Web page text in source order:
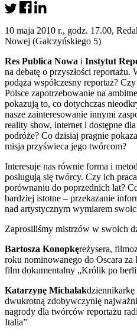
10 maja 2010 r., godz. 17.00,
Nowej (Gałczyńskiego 5)
Res Publica Nowa i Instytut
na debatę o przyszłości
podąża współczesny reportaż?
Polsce zapotrzebowanie na
pokazują to, co dotychczas
nasze zainteresowanie innymi
reality show, internet i dostępne
podróże? Co dzisiaj pragnie
misja przyświeca jego twórcom?
Interesuje nas równie forma i
posługują się twórcy. Czy ich
porównaniu do poprzednich lat?
bardziej istotne – przekazanie
nad artystycznym wymiarem
Zaprosiliśmy mistrzów w swoich
Bartosza Konopkęreżysera,
roku nominowanego do Oscara
film dokumentalny „Królik po
Katarzynę Michalak
dwukrotną zdobywczynię
nagrody dla twórców reportażu
Italia”